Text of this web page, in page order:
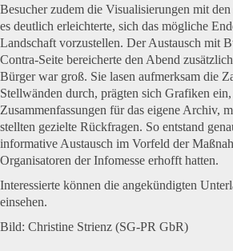
Besucher zudem die Visualisierungen mit
es deutlich erleichterte, sich das mögliche
Landschaft vorzustellen. Der Austausch mit
Contra-Seite bereicherte den Abend
Bürger war groß. Sie lasen aufmerksam die
Stellwänden durch, prägten sich Grafiken
Zusammenfassungen für das eigene Archiv,
stellten gezielte Rückfragen. So entstand
informative Austausch im Vorfeld der
Organisatoren der Infomesse erhofft hatten.
Interessierte können die angekündigten
einsehen.
Bild: Christine Strienz (SG-PR GbR)